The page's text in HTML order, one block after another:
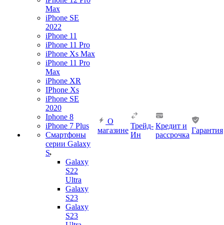
Max
iPhone SE
2022
iPhone 11
iPhone 11 Pro
iPhone Xs Max
iPhone 11 Pro
Max
iPhone XR
IPhone Xs
iPhone SE
2020
Iphone 8
iPhone 7 Plus
Смартфоны
серии Galaxy
S
Galaxy
S22
Ultra
Galaxy
S23
Galaxy
S23
О
магазине
Трейд-
Ин
Кредит и
рассрочка
Гарантия